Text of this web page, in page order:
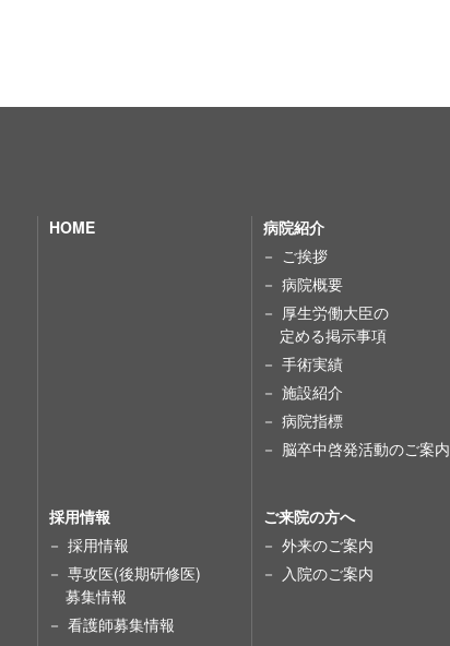
HOME
病院紹介
ご挨拶
病院概要
厚生労働大臣の
定める掲示事項
手術実績
施設紹介
病院指標
脳卒中啓発活動のご案内
採用情報
採用情報
専攻医(後期研修医)
募集情報
看護師募集情報
ご来院の方へ
外来のご案内
入院のご案内